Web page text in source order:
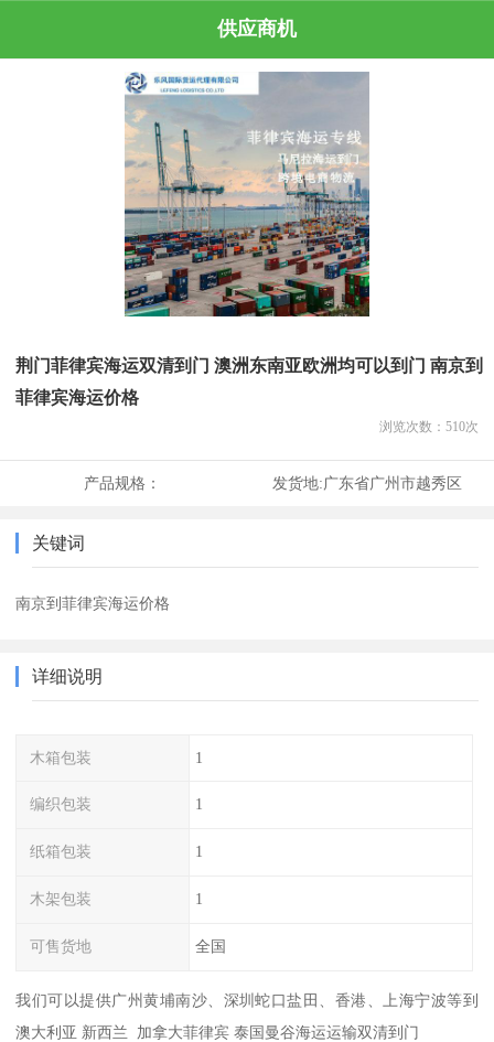
供应商机
荆门菲律宾海运双清到门 澳洲东南亚欧洲均可以到门 南京到
菲律宾海运价格
浏览次数： 510次
产品规格： 发货地:广东省广州市越秀区
关键词
南京到菲律宾海运价格
详细说明
木箱包装 1
编织包装 1
纸箱包装 1
木架包装 1
可售货地 全国
我们可以提供广州黄埔南沙、深圳蛇口盐田、香港、上海宁波等到
澳大利亚 新西兰 加拿大菲律宾 泰国曼谷海运运输双清到门